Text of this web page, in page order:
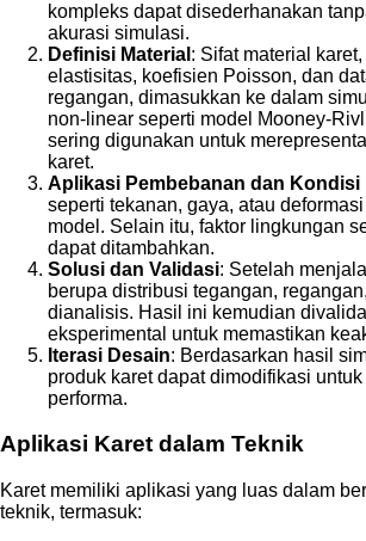
kompleks dapat disederhanakan
akurasi simulasi.
Definisi Material : Sifat material
elastisitas, koefisien Poisson, dan
regangan, dimasukkan ke dalam
non-linear seperti model Mooney-
sering digunakan untuk
karet.
Aplikasi Pembebanan dan Kondisi
seperti tekanan, gaya, atau
model. Selain itu, faktor lingkungan
dapat ditambahkan.
Solusi dan Validasi: Setelah
berupa distribusi tegangan,
dianalisis. Hasil ini kemudian
eksperimental untuk memastikan
Iterasi Desain: Berdasarkan hasil
produk karet dapat dimodifikasi
performa.
Aplikasi Karet dalam Teknik
Karet memiliki aplikasi yang luas dalam
teknik, termasuk: